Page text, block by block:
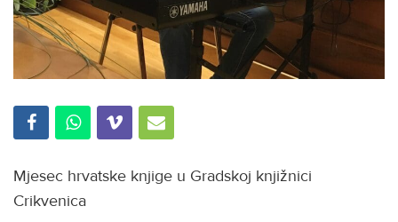
Mjesec hrvatske knjige u Gradskoj knjižnici
Crikvenica